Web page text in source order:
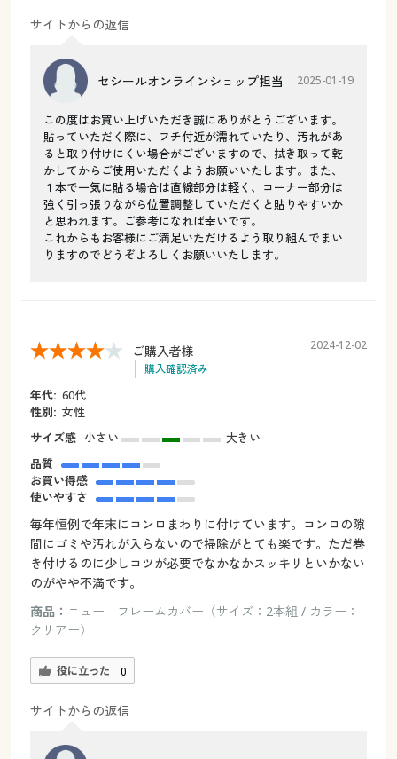
サイトからの返信
セシールオンラインショップ担当 2025-01-19
この度はお買い上げいただき誠にありがとうございます。
貼っていただく際に、フチ付近が濡れていたり、汚れがあ
ると取り付けにくい場合がございますので、拭き取って乾
かしてからご使用いただくようお願いいたします。また、
１本で一気に貼る場合は直線部分は軽く、コーナー部分は
強く引っ張りながら位置調整していただくと貼りやすいか
と思われます。ご参考になれば幸いです。
これからもお客様にご満足いただけるよう取り組んでまい
りますのでどうぞよろしくお願いいたします。
ご購入者様
購入確認済み
2024-12-02
年代: 60代
性別: 女性
サイズ感 小さい
大きい
品質
お買い得感
使いやすさ
毎年恒例で年末にコンロまわりに付けています。コンロの隙
間にゴミや汚れが入らないので掃除がとても楽です。ただ巻
き付けるのに少しコツが必要でなかなかスッキリといかない
のがやや不満です。
商品： ニュー フレームカバー（サイズ：2本組 / カラー：
クリアー）
役に立った 0
サイトからの返信